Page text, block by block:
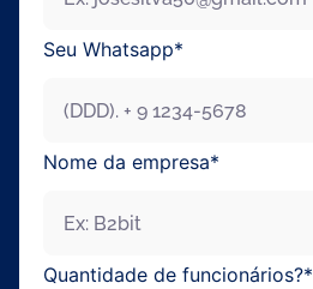
Seu Whatsapp*
Nome da empresa*
Quantidade de funcionários?*